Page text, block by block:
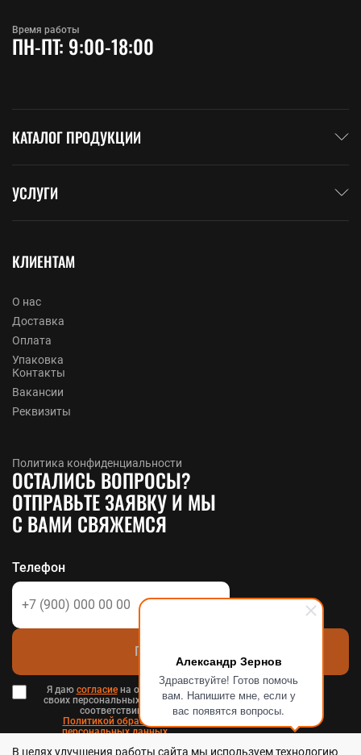
Александр Зернов
Здравствуйте! Готов помочь
вам. Напишите мне, если у
вас появятся вопросы.
Время работы
ПН-ПТ: 9:00-18:00
КАТАЛОГ ПРОДУКЦИИ
УСЛУГИ
КЛИЕНТАМ
О нас
Доставка
Оплата
Упаковка
Контакты
Вакансии
Реквизиты
Политика конфиденциальности
ОСТАЛИСЬ ВОПРОСЫ?
ОТПРАВЬТЕ ЗАЯВКУ И МЫ
С ВАМИ СВЯЖЕМСЯ
Телефон
Позвоните мне
Я даю согласиена обработку
своих персональных данных в
соответствии с
Политикой обработки
персональных данных
Пользовательским соглашением .
В целях улучшения работы сайта мы используем технологию